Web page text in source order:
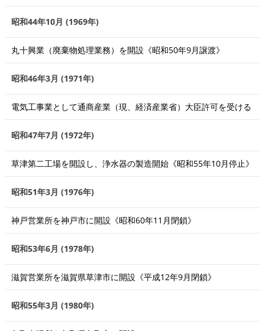
昭和44年10月 (1969年)
丸十興業（廃棄物処理業務）を開設《昭和50年9月譲渡》
昭和46年3月 (1971年)
電気工事業として通商産業（現、経済産業省）大臣許可を受ける
昭和47年7月 (1972年)
草津第二工場を開設し、浄水器の製造開始《昭和55年10月停止》
昭和51年3月 (1976年)
神戸営業所を神戸市に開設《昭和60年11月閉鎖》
昭和53年6月 (1978年)
滋賀営業所を滋賀県草津市に開設《平成12年9月閉鎖》
昭和55年3月 (1980年)